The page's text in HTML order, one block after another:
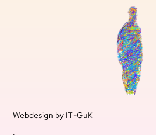
Webdesign by IT-GuK